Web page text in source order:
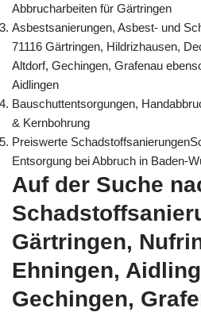
Abbrucharbeiten für Gärtringen
Asbestsanierungen, Asbest- und
71116 Gärtringen, Hildrizhausen,
Altdorf, Gechingen, Grafenau
Aidlingen
Bauschuttentsorgungen,
& Kernbohrung
Preiswerte
Entsorgung bei Abbruch in Baden-
Auf der Suche
Gärtringen,
Ehningen,
Gechingen,